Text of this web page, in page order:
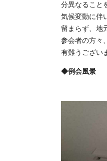
分異なること
気候変動に伴
留まらず、地
参会者の方々
有難うござい
◆例会風景